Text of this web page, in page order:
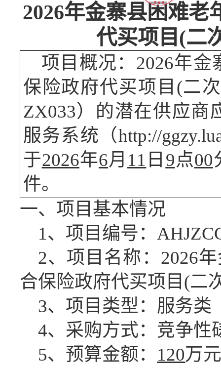
2026年金寨县困难老
代买项目(二
项目概况： 2026年金
保险政府代买项目(二
ZX033）的潜在供应商
服务系统（http://
于2026年6月 11 日 9点00
件。
一、项目基本情况
1、项目编号：
2、项目名称： 2026
合保险政府代买项目(二
3、项目类型：服务类
4、采购方式：竞争性
5、预算金额： 120万